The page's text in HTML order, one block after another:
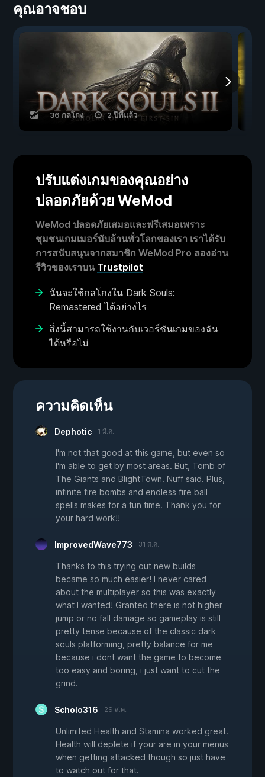
คุณอาจชอบ
36 กลโกง 2 ปีที่แล้ว
ปรับแต่งเกมของคุณอย่าง
ปลอดภัยด้วย WeMod
WeMod ปลอดภัยเสมอและฟรีเสมอเพราะ
ชุมชนเกมเมอร์นับล้านทั่วโลกของเรา เราได้รับ
การสนับสนุนจากสมาชิก WeMod Pro ลองอ่าน
รีวิวของเราบน Trustpilot
ฉันจะใช้กลโกงใน Dark Souls:
Remastered ได้อย่างไร
สิ่งนี้สามารถใช้งานกับเวอร์ชันเกมของฉัน
ได้หรือไม่
ความคิดเห็น
Dephotic 1 มี.ค.
I'm not that good at this game, but even so
I'm able to get by most areas. But, Tomb of
The Giants and BlightTown. Nuff said. Plus,
infinite fire bombs and endless fire ball
spells makes for a fun time. Thank you for
your hard work!!
ImprovedWave773 31 ส.ค.
Thanks to this trying out new builds
became so much easier! I never cared
about the multiplayer so this was exactly
what I wanted! Granted there is not higher
jump or no fall damage so gameplay is still
pretty tense because of the classic dark
souls platforming, pretty balance for me
because i dont want the game to become
too easy and boring, i just want to cut the
grind.
Scholo316 29 ส.ค.
Unlimited Health and Stamina worked great.
Health will deplete if your are in your menus
when getting attacked though so just have
to watch out for that.